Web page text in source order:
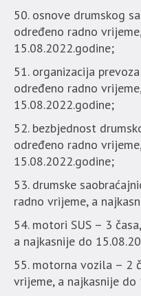
osnove drumskog
određeno radno
15.08.2022.godine;
organizacija
određeno radno
15.08.2022.godine;
bezbjednost
određeno radno
15.08.2022.godine;
drumske
radno vrijeme, a
motori SUS – 3
a najkasnije do
motorna vozila – 2
vrijeme, a najkasnije